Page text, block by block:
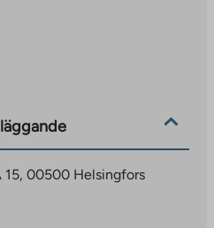
15, 00500 Helsingfors